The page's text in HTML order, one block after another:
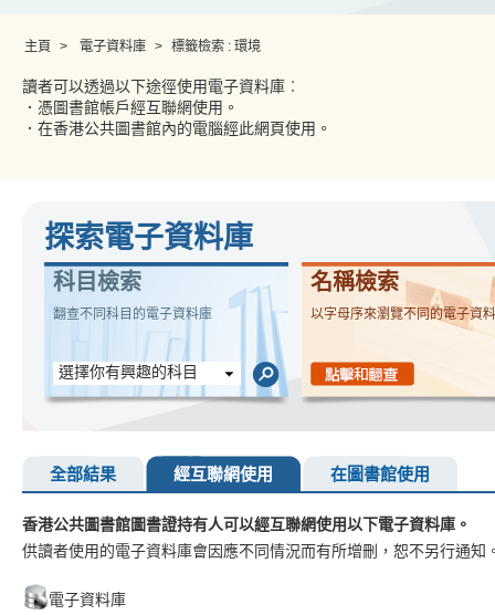
主頁 > 電子資料庫 > 標籤檢索 : 環境
讀者可以透過以下途徑使用電子資料庫︰
．憑圖書館帳戶經互聯網使用。
．在香港公共圖書館內的電腦經此網頁使用。
探索電子資料庫
科目檢索
翻查不同科目的電子資料庫
選擇你有興趣的科目
名稱檢索
以字母序來瀏覽不同的電子資
全部結果 經互聯網使用 在圖書館使用
香港公共圖書館圖書證持有人可以經互聯網使用以下電子資料庫。
供讀者使用的電子資料庫會因應不同情況而有所增刪，恕不另行通知
電子資料庫